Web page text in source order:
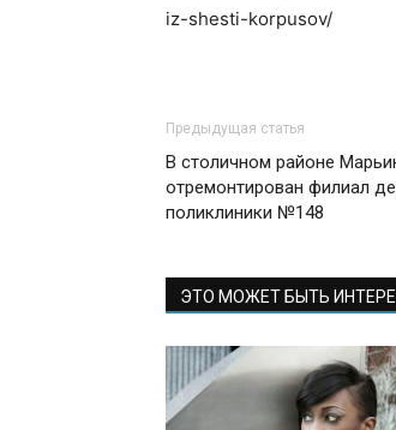
iz-shesti-korpusov/
Предыдущая статья
В столичном районе
отремонтирован филиал
поликлиники №148
ЭТО МОЖЕТ БЫТЬ